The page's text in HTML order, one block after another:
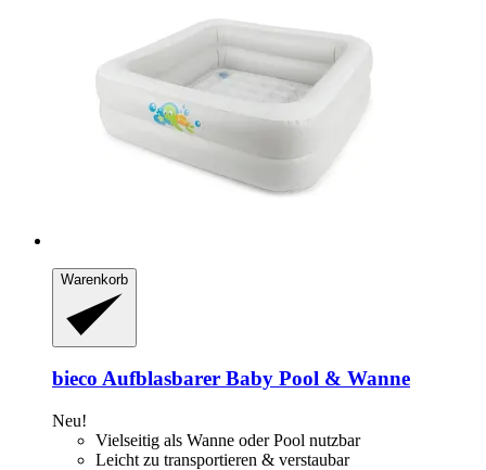
Warenkorb
bieco Aufblasbarer Baby Pool & Wanne
Neu!
Vielseitig als Wanne oder Pool nutzbar
Leicht zu transportieren & verstaubar